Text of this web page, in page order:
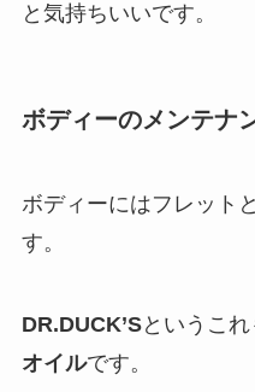
と気持ちいいです。
ボディーのメンテナ
ボディーにはフレット
す。
DR.DUCK’Sというこ
オイルです。